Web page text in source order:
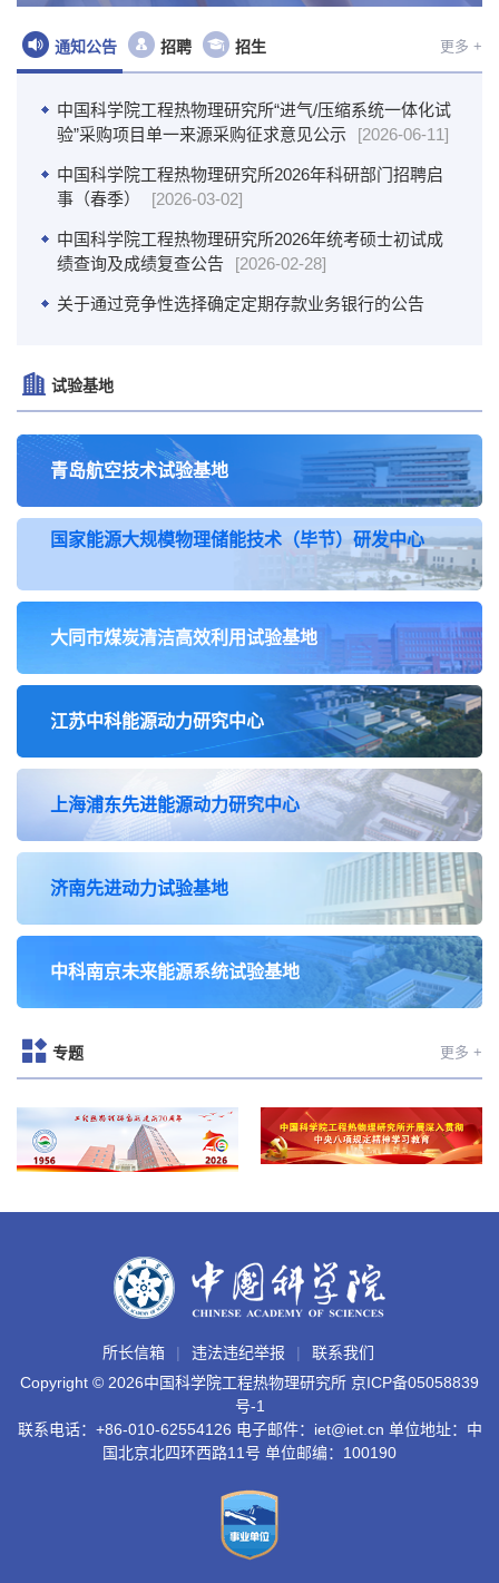
通知公告 招聘 招生 更多 +
中国科学院工程热物理研究所“进气/压缩系统一体化试
验”采购项目单一来源采购征求意见公示
[2026-06-11]
中国科学院工程热物理研究所2026年科研部门招聘启
事（春季）
[2026-03-02]
中国科学院工程热物理研究所2026年统考硕士初试成
绩查询及成绩复查公告
[2026-02-28]
关于通过竞争性选择确定定期存款业务银行的公告
[2025-11-17]
中国科学院工程热物理所2026年博士研究生招生章程
[2025-11-11]
中国科学院工程热物理所2026年硕士研究生招生章程
[2025-10-13]
中国科学院工程热物理研究所2026年科研部门招聘启
事 [2025-09-03]
轻型涡轮动力全国重点实验室2025度开放基金申请指
南
[2025-07-22]
工程热物理研究所2025 年秋季入学普通招考博士研究
生复试规程 [2025-05-06]
试验基地
青岛航空技术试验基地
国家能源大规模物理储能技术（毕节）研发中心
大同市煤炭清洁高效利用试验基地
江苏中科能源动力研究中心
上海浦东先进能源动力研究中心
济南先进动力试验基地
中科南京未来能源系统试验基地
专题 更多 +
所长信箱 违法违纪举报
联系我们
Copyright © 2026中国科学院工程热物理研究所 京ICP备05058839
号-1
联系电话：+86-010-62554126 电子邮件：iet@iet.cn 单位地址：中
国北京北四环西路11号 单位邮编：100190